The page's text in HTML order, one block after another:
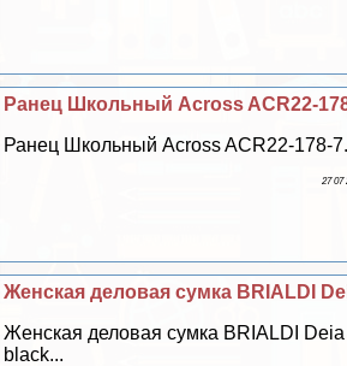
Ранец Школьный Across ACR22-
Ранец Школьный Across ACR22-178-
27 07
Женская деловая сумка BRIALDI
Женская деловая сумка BRIALDI Deia
black...